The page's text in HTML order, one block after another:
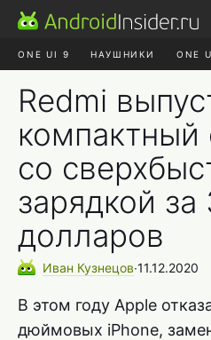
ONE UI 9 НАУШНИКИ ONE
Redmi
компактный
со
зарядкой за
долларов
Иван Кузнецов∙11.12.2020
В этом году Apple
дюймовых iPhone,